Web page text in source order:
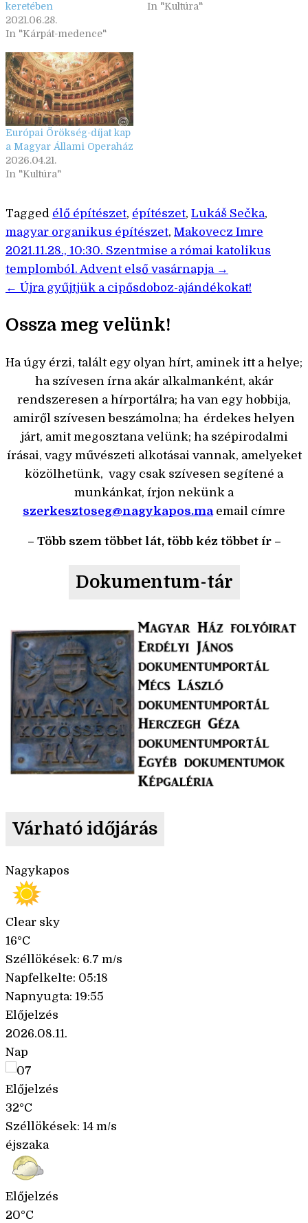
keretében
2021.06.28.
In "Kárpát-medence"
In "Kultúra"
Európai Örökség-díjat kap
a Magyar Állami Operaház
2026.04.21.
In "Kultúra"
Tagged élő építészet, építészet, Lukáš Sečka,
magyar organikus építészet, Makovecz Imre
Bejegyzés
navigáció
2021.11.28., 10:30. Szentmise a római katolikus
templomból. Advent első vasárnapja →
← Újra gyűjtjük a cipősdoboz-ajándékokat!
Ossza meg velünk!
Ha úgy érzi, talált egy olyan hírt, aminek itt a helye;
ha szívesen írna akár alkalmanként, akár
rendszeresen a hírportálra; ha van egy hobbija,
amiről szívesen beszámolna; ha érdekes helyen
járt, amit megosztana velünk; ha szépirodalmi
írásai, vagy művészeti alkotásai vannak, amelyeket
közölhetünk, vagy csak szívesen segítené a
munkánkat, írjon nekünk a
szerkesztoseg@nagykapos.ma email címre
– Több szem többet lát, több kéz többet ír –
Dokumentum-tár
Várható időjárás
Nagykapos
Clear sky
16°C
Széllökések: 6.7 m/s
Napfelkelte: 05:18
Napnyugta: 19:55
Előjelzés
2026.08.11.
Nap
Előjelzés
32°C
Széllökések: 14 m/s
éjszaka
Előjelzés
20°C